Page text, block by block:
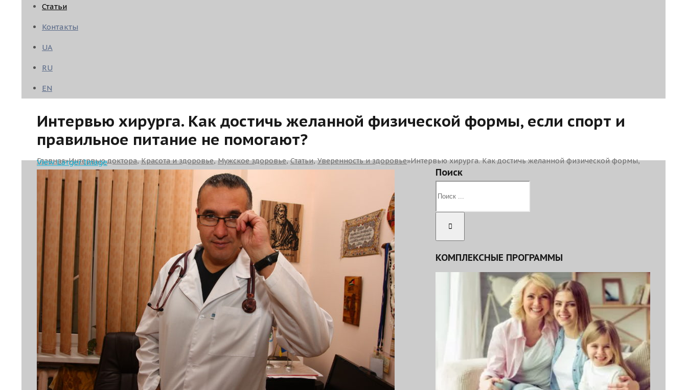
Статьи
Контакты
UA
RU
EN
Интервью хирурга. Как достичь желанной физической формы, если спорт и
правильное питание не помогают?
Главная»Интервью доктора,Красота и здоровье,Мужское здоровье,Статьи,Уверенность и здоровье»Интервью хирурга. Как достичь желанной физической формы,
если спорт и правильное питание не помогают?
View Larger Image
Поиск
КОМПЛЕКСНЫЕ ПРОГРАММЫ